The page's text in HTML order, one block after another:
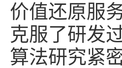
价值还原服
克服了研发
算法研究紧